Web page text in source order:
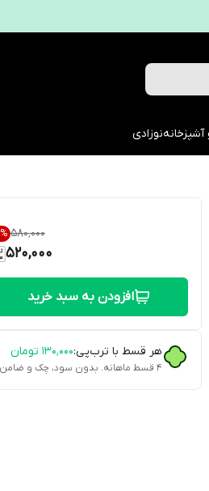
آشپزخانهنوزادی
۵۸۰٬۰۰۰ %
520,000
افزودن به سبد خرید
هر قسط با ترب‌پی:۱۳۰٬۰۰۰ تومان
۴ قسط ماهانه. بدون سود، چک و ضامن.